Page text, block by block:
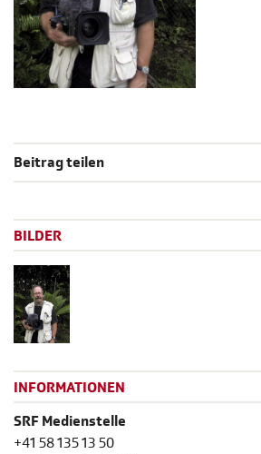
Beitrag teilen
BILDER
INFORMATIONEN
SRF Medienstelle
+41 58 135 13 50